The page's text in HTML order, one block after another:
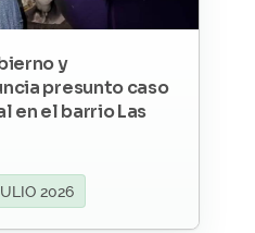
y
presunto caso
en el barrio Las
2026